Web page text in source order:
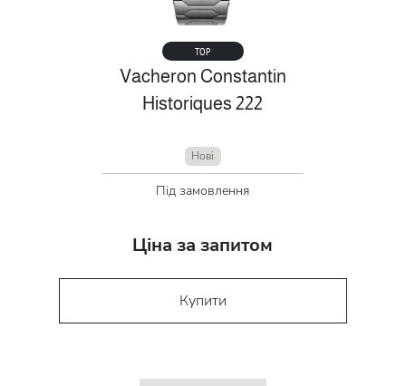
TOP
Vacheron Constantin
Historiques 222
Нові
Під замовлення
Ціна за запитом
Купити